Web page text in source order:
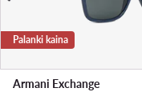
Palanki kaina
Armani Exchange